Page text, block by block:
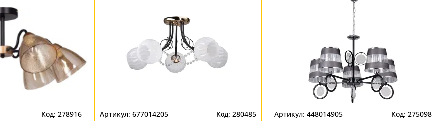
278916 677014205 280485 448014905 275098